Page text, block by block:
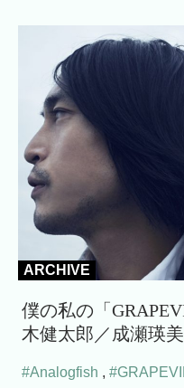
ARCHIVE
僕の私の「
木健太郎／成瀬瑛美
#Analogfish ,